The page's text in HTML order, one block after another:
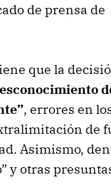
de prensa de
que la
, errores en
de
Asimismo,
y otras